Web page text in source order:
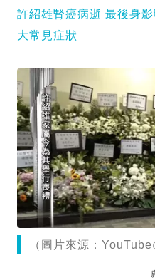
許紹雄腎癌病逝 最後身
大常見症狀
（圖片來源：